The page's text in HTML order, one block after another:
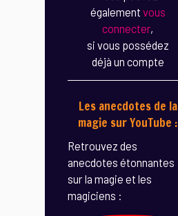
également vous
connecter,
si vous possédez
déjà un compte
Les anecdotes de la
magie sur YouTube :
Retrouvez des
anecdotes étonnantes
sur la magie et les
magiciens :